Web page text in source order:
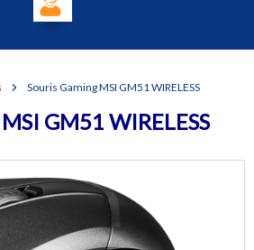
Souris Gaming MSI GM51 WIRELESS
GM51 WIRELESS